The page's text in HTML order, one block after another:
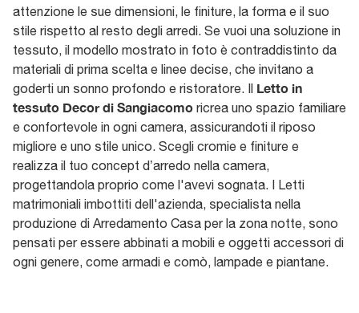
attenzione le sue dimensioni, le finiture, la forma e il suo
stile rispetto al resto degli arredi. Se vuoi una soluzione in
tessuto, il modello mostrato in foto è contraddistinto da
materiali di prima scelta e linee decise, che invitano a
goderti un sonno profondo e ristoratore. Il Letto in
tessuto Decor di Sangiacomo ricrea uno spazio familiare
e confortevole in ogni camera, assicurandoti il riposo
migliore e uno stile unico. Scegli cromie e finiture e
realizza il tuo concept d’arredo nella camera,
progettandola proprio come l'avevi sognata. I Letti
matrimoniali imbottiti dell'azienda, specialista nella
produzione di Arredamento Casa per la zona notte, sono
pensati per essere abbinati a mobili e oggetti accessori di
ogni genere, come armadi e comò, lampade e piantane.